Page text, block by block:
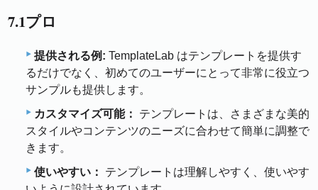
7.1プロ
提供される例: TemplateLab はテンプレートを提供す
るだけでなく、初めてのユーザーにとって非常に役立つ
サンプルも提供します。
カスタマイズ可能： テンプレートは、さまざまな美的
スタイルやコンテンツのニーズに合わせて簡単に調整で
きます。
使いやすい： テンプレートは理解しやすく、使いやす